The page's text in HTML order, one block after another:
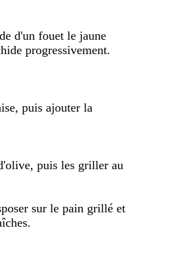
d'un fouet le jaune
progressivement.
puis ajouter la
puis les griller au
sur le pain grillé et